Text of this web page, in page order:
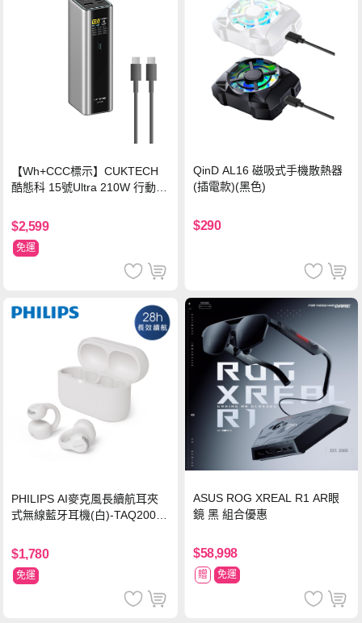
【Wh+CCC標示】CUKTECH
酷態科 15號Ultra 210W 行動電
$2,599
免運
QinD AL16 磁吸式手機散熱器
(插電款)(黑色)
$290
PHILIPS AI麥克風長續航耳夾
式無線藍牙耳機(白)-TAQ2000
$1,780
免運
ASUS ROG XREAL R1 AR眼
鏡 黑 組合優惠
$58,998
贈 免運